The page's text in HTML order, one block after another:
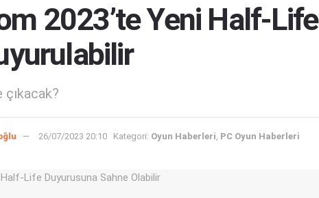
2023’te Yeni Half-Life
çıkacak?
26/07/2023 20:10 Kategori: Oyun Haberleri PC Oyun Haberleri